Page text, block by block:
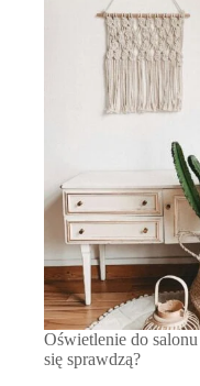
Oświetlenie do
się sprawdzą?